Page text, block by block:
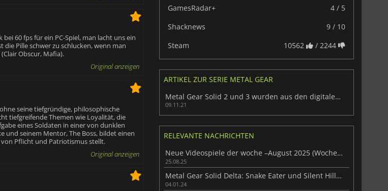
60 fps für ein PC-Spiel, man lacht uns ein
die Pille schwer zu schlucken, wenn man
Obscur, Mafia).
Original anzeigen
seine tiefgründige, philosophische
tiefgreifende Themen wie Loyalität, die
eines Soldaten in einer von dunklen
und seinem Mentor, The Boss, bildet einen
Pflicht und Patriotismus stellt.
Original anzeigen
GamesRadar+
4 / 5
Shacknews
9 / 10
Steam
10562 / 2244
ARTIKEL ZUR SERIE METAL GEAR
Metal Gear Solid 2 und 3 wurden aus den digitalen Stores entfernt
09.11.21
RELEVANTE NACHRICHTEN
Neue Videospiele der woche –August 2025 (Woche 35)
25.08.25
Metal Gear Solid Delta: Snake Eater und Silent Hill 2 Remake erscheinen dieses Jahr
04.01.24